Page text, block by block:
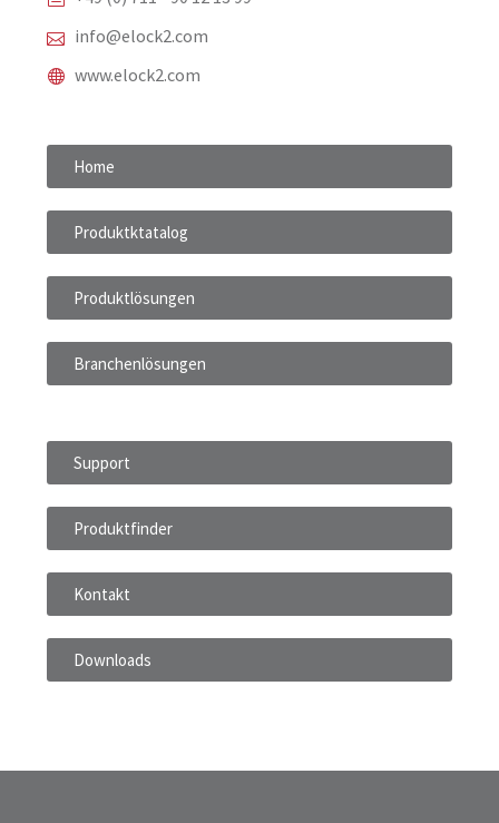
info@elock2.com
www.elock2.com
Home
Produktktatalog
Produktlösungen
Branchenlösungen
Support
Produktfinder
Kontakt
Downloads